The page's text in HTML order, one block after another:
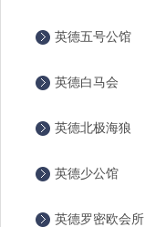
英德五号公馆
英德白马会
英德北极海狼
英德少公馆
英德罗密欧会所